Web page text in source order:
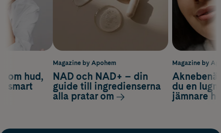
Magazine by
du en
jämnare
om hud,
smart
Magazine by Apohem
NAD och NAD+ – din
guide till ingredienserna
alla pratar om